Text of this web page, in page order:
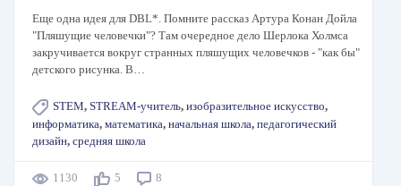
Еще одна идея для DBL*. Помните рассказ Артура Конан Дойла
"Пляшущие человечки"? Там очередное дело Шерлока Холмса
закручивается вокруг странных пляшущих человечков - "как бы"
детского рисунка. В…
STEM, STREAM-учитель, изобразительное искусство,
информатика, математика, начальная школа, педагогический
дизайн, средняя школа
1130 5 8